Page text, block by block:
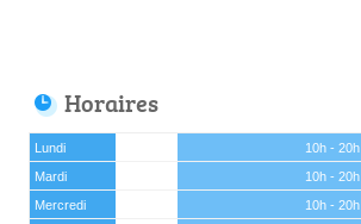
Horaires
Lundi
10h - 20h
Mardi
10h - 20h
Mercredi
10h - 20h